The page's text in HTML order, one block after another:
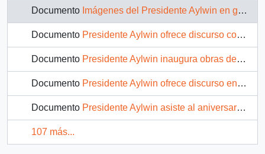
Documento Imágenes del Presidente Aylwin en gira por Chillán, Carmen y Cabrero: video
Documento Presidente Aylwin ofrece discurso con motivo del Natalicio de Bernardo O'Higgins: video
Documento Presidente Aylwin inaugura obras de alcantarillado en el Carmen: video
Documento Presidente Aylwin ofrece discurso en Chillán: video
Documento Presidente Aylwin asiste al aniversario del Acuerdo Nacional para la Transición a la Plena Democracia: video
107 más...